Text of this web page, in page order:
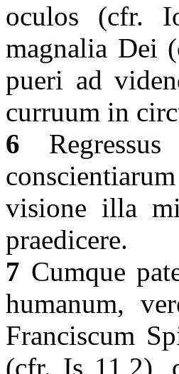
oculos (cfr.
magnalia Dei
pueri ad
curruum in
6
visione illa
praedicere.
7 Cumque
humanum,
Franciscum
(cfr. Is 11,2),